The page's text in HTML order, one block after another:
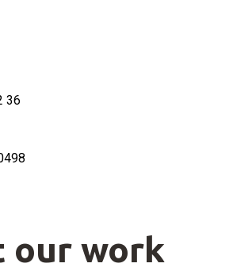
36
our work